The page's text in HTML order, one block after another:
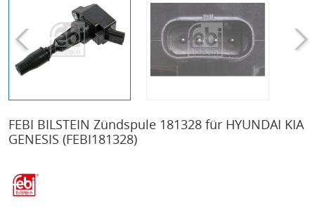
FEBI BILSTEIN Zündspule 181328 für HYUNDAI KIA
GENESIS (FEBI181328)